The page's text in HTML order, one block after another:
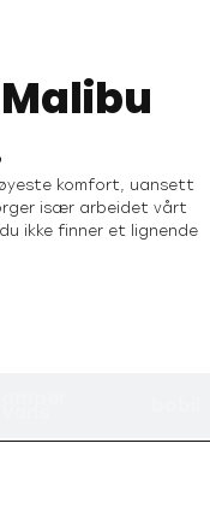
komfort, uansett
især arbeidet vårt
ikke finner et lignende